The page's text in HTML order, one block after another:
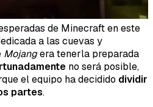
de Minecraft en este
a las cuevas y
Mojangera tenerla preparada
no será posible,
el equipo ha decidido dividir
partes.